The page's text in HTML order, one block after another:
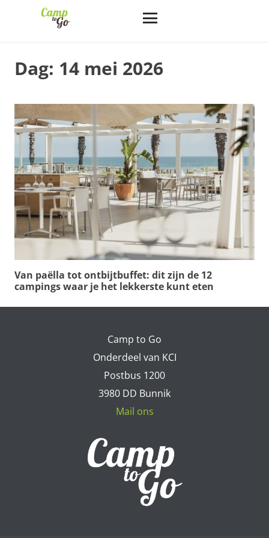
Dag: 14 mei 2026
Van paëlla tot ontbijtbuffet: dit zijn de 12
campings waar je het lekkerste kunt eten
Camp to Go
Onderdeel van KCI
Postbus 1200
3980 DD Bunnik
Mail ons